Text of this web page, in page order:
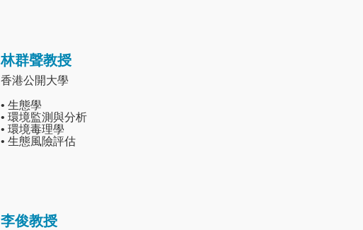
林群聲教授
香港公開大學
• 生態學
• 環境監測與分析
• 環境毒理學
• 生態風險評估
李俊教授